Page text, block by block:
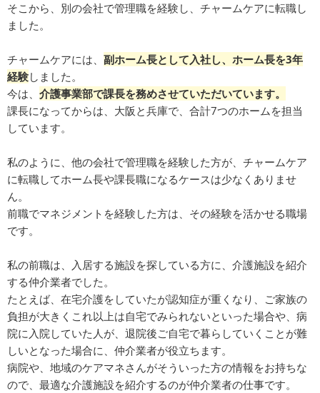
そこから、別の会社で管理職を経験し、チャームケアに転職し
ました。
チャームケアには、 副ホーム長として入社し、ホーム長を3年
経験しました。
今は、 介護事業部で課長を務めさせていただいています。
課長になってからは、大阪と兵庫で、合計7つのホームを担当
しています。
私のように、他の会社で管理職を経験した方が、チャームケア
に転職してホーム長や課長職になるケースは少なくありませ
ん。
前職でマネジメントを経験した方は、その経験を活かせる職場​
です。
私の前職は、入居する施設を探している方に、介護施設を紹介
する仲介業者でした。
たとえば、在宅介護をしていたが認知症が重くなり、ご家族の
負担が大きくこれ以上は自宅でみられないといった場合や、病
院に入院していた人が、退院後ご自宅で暮らしていくことが難
しいとなった場合に、仲介業者が役立ちます。
病院や、地域のケアマネさんがそういった方の情報をお持ちな
ので、最適な介護施設を紹介するのが仲介業者の仕事です。